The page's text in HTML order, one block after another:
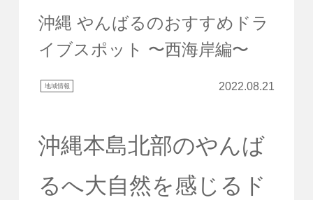
沖縄 やんばるのおすすめドラ
イブスポット 〜西海岸編〜
地域情報 2022.08.21
沖縄本島北部のやんば
るへ大自然を感じるド